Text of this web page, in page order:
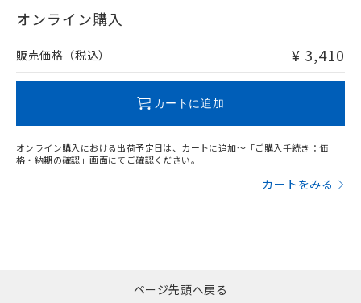
在庫等で未対応品が混在する可能性があります。
問い合わせください。
オンライン購入
販売価格（税込） ¥ 3,410
カートに追加
オンライン購入における出荷予定日は、カートに追加～「ご購入手続き：価
格・納期の確認」画面にてご確認ください。
カートをみる
ページ先頭へ戻る